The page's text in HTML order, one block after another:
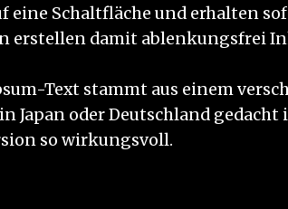
eine Schaltfläche und erhalten
erstellen damit ablenkungsfrei
Text stammt aus einem
Japan oder Deutschland
so wirkungsvoll.